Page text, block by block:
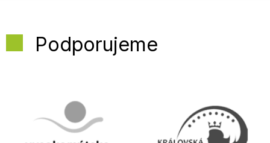
Podporujeme